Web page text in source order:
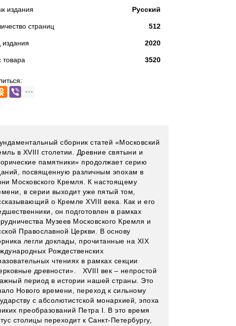
издания Русский
страниц 512
издания 2020
товара 3520
сборник статей «Московский
в XVIII столетии. Древние святыни и
памятники» продолжает серию
посвященную различным эпохам в
Московского Кремля. К настоящему
в серии выходит уже пятый том,
о Кремле XVIII века. Как и его
он подготовлен в рамках
Музеев Московского Кремля и
Православной Церкви. В основу
легли доклады, прочитанные на XIX
Рождественских
чтениях в рамках секции
древности». XVIII век – непростой
период в истории нашей страны. Это
Нового времени, переход к сильному
с абсолютистской монархией, эпоха
преобразований Петра I. В это время
столицы переходит к Санкт-Петербургу,